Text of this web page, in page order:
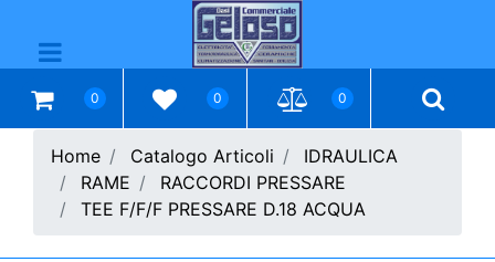
Open menu
0 0 0
Home Catalogo Articoli
IDRAULICA
RAME
RACCORDI PRESSARE
TEE F/F/F PRESSARE D.18 ACQUA